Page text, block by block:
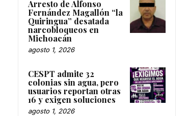
Arresto de Alfonso
Fernández Magallón “la
Quiringua” desatada
narcobloqueos en
Michoacán
agosto 1, 2026
CESPT admite 32
colonias sin agua, pero
usuarios reportan otras
16 y exigen soluciones
agosto 1, 2026